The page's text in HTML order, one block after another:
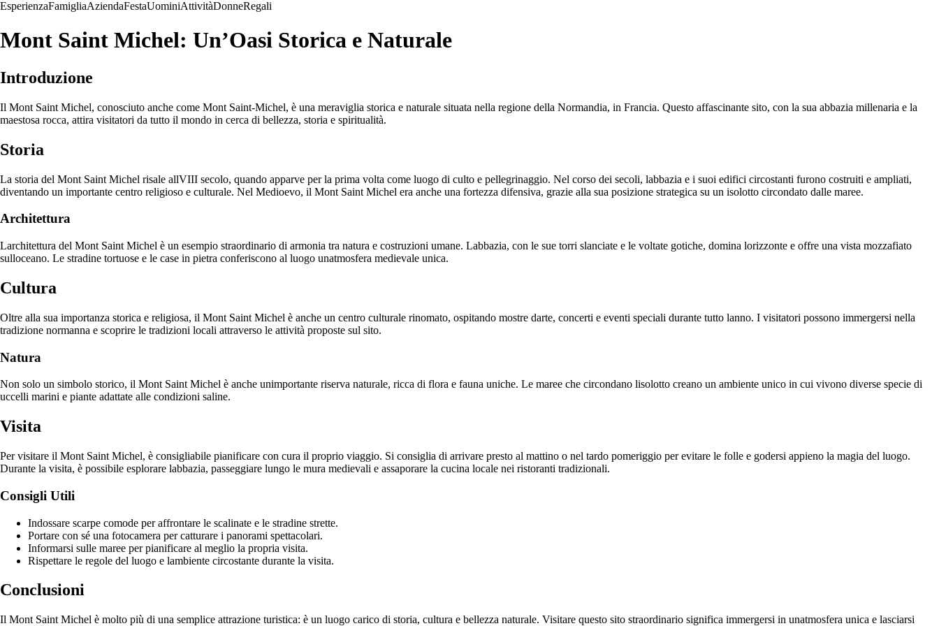
EsperienzaFamigliaAziendaFestaUominiAttivitàDonneRegali
Mont Saint Michel: Un’Oasi Storica e Naturale
Introduzione
Il Mont Saint Michel, conosciuto anche come Mont Saint-Michel, è una meraviglia storica e naturale situata nella regione della Normandia, in Francia. Questo affascinante sito, con la sua abbazia millenaria e la
maestosa rocca, attira visitatori da tutto il mondo in cerca di bellezza, storia e spiritualità.
Storia
La storia del Mont Saint Michel risale allVIII secolo, quando apparve per la prima volta come luogo di culto e pellegrinaggio. Nel corso dei secoli, labbazia e i suoi edifici circostanti furono costruiti e ampliati,
diventando un importante centro religioso e culturale. Nel Medioevo, il Mont Saint Michel era anche una fortezza difensiva, grazie alla sua posizione strategica su un isolotto circondato dalle maree.
Architettura
Larchitettura del Mont Saint Michel è un esempio straordinario di armonia tra natura e costruzioni umane. Labbazia, con le sue torri slanciate e le voltate gotiche, domina lorizzonte e offre una vista mozzafiato
sulloceano. Le stradine tortuose e le case in pietra conferiscono al luogo unatmosfera medievale unica.
Cultura
Oltre alla sua importanza storica e religiosa, il Mont Saint Michel è anche un centro culturale rinomato, ospitando mostre darte, concerti e eventi speciali durante tutto lanno. I visitatori possono immergersi nella
tradizione normanna e scoprire le tradizioni locali attraverso le attività proposte sul sito.
Natura
Non solo un simbolo storico, il Mont Saint Michel è anche unimportante riserva naturale, ricca di flora e fauna uniche. Le maree che circondano lisolotto creano un ambiente unico in cui vivono diverse specie di
uccelli marini e piante adattate alle condizioni saline.
Visita
Per visitare il Mont Saint Michel, è consigliabile pianificare con cura il proprio viaggio. Si consiglia di arrivare presto al mattino o nel tardo pomeriggio per evitare le folle e godersi appieno la magia del luogo.
Durante la visita, è possibile esplorare labbazia, passeggiare lungo le mura medievali e assaporare la cucina locale nei ristoranti tradizionali.
Consigli Utili
Indossare scarpe comode per affrontare le scalinate e le stradine strette.
Portare con sé una fotocamera per catturare i panorami spettacolari.
Informarsi sulle maree per pianificare al meglio la propria visita.
Rispettare le regole del luogo e lambiente circostante durante la visita.
Conclusioni
Il Mont Saint Michel è molto più di una semplice attrazione turistica: è un luogo carico di storia, cultura e bellezza naturale. Visitare questo sito straordinario significa immergersi in unatmosfera unica e lasciarsi